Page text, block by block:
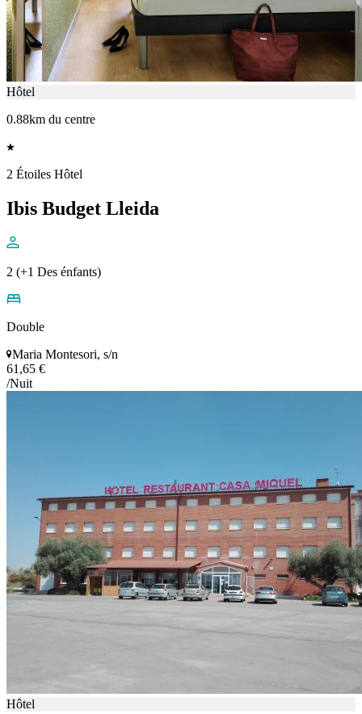
Hôtel
0.88km du centre
2 Étoiles Hôtel
Ibis Budget Lleida
2 (+1 Des énfants)
Double
Maria Montesori, s/n
61,65 €
/Nuit
Hôtel